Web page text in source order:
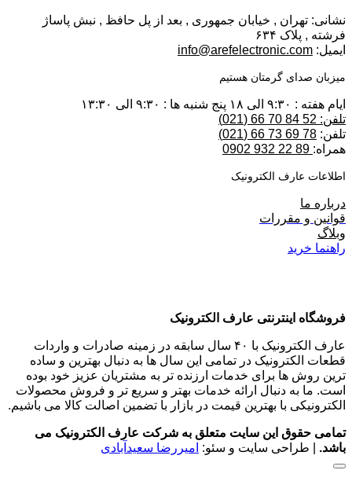
نشانی: تهران , خیابان جمهوری , بعد از پل حافظ , نبش پاساژ
فرشته , پلاک ۶۳۴
ایمیل: info@arefelectronic.com
میزبان صدای گرمتان هستیم
ایام هفته : ۹:۳۰ الی ۱۸ پنج شنبه ها : ۹:۳۰ الی ۱۳:۳۰
تلفن: 52 84 70 66 (021)
تلفن: 78 69 73 66 (021)
همراه:
اطلاعات عارف الکترونیک
درباره ما
قوانین و مقررات
وبلاگ
راهنما خرید
فروشگاه اینترنتی عارف الکترونیک
عارف الکترونیک با ۴۰ سال سابقه در زمینه صادرات و واردات
قطعات الکترونیک در تمامی این سال ها به دنبال بهترین و ساده
ترین روش ها برای خدمات ارزنده تر به مشتریان عزیز خود بوده
است. ما به دنبال ارائه خدمات بهتر و سریع تر و فروش محصولات
الکترونیکی با بهترین قیمت در بازار با تضمین اصالت کالا می باشیم.
تمامی حقوق این سایت متعلق به شرکت عارف الکترونیک می
باشد. | طراحی سایت و سئو: امیررضا سعیدآبادی